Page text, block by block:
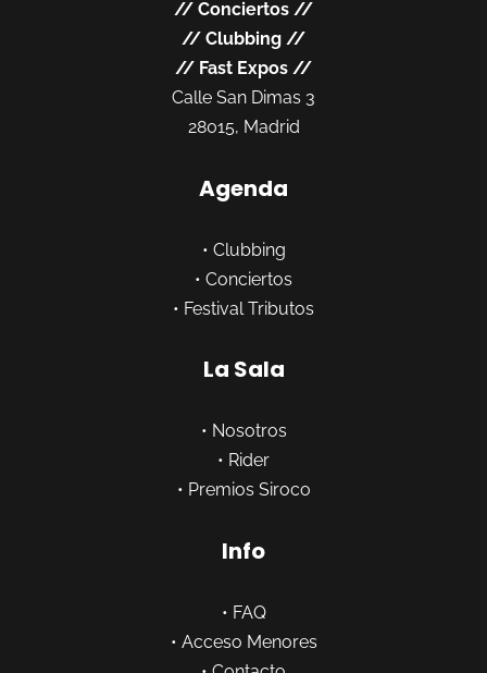
// Conciertos //
// Clubbing //
// Fast Expos //
Calle San Dimas 3
28015, Madrid
Agenda
• Clubbing
• Conciertos
• Festival Tributos
La Sala
• Nosotros
• Rider
• Premios Siroco
Info
• FAQ
• Acceso Menores